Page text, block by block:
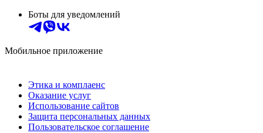
Боты для уведомлений
Мобильное приложение
Этика и комплаенс
Оказание услуг
Использование сайтов
Защита персональных данных
Пользовательское соглашение